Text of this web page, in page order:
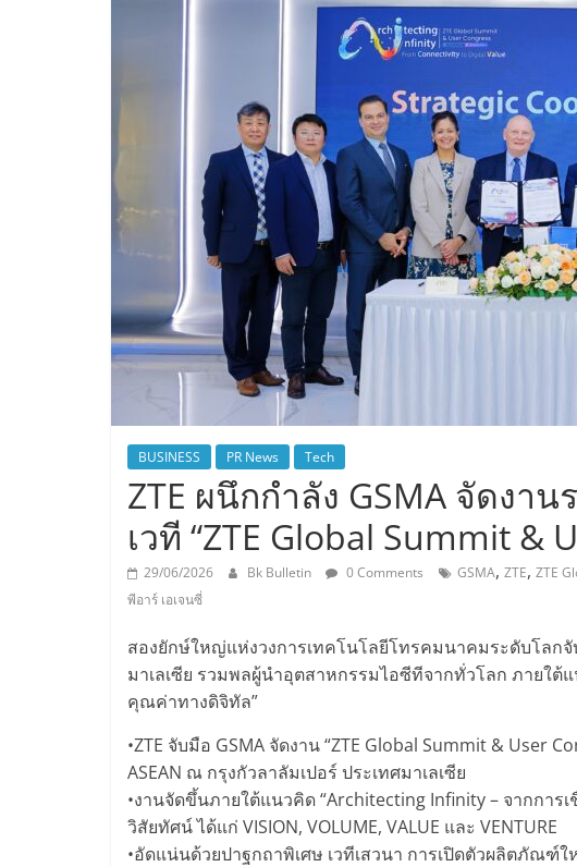
BUSINESS PR News Tech
ZTE ผนึกกำลัง GSMA จัดงา
เวที “ZTE Global Summit &
29/06/2026 Bk Bulletin 0 Comments GSMA, ZTE, ZTE
พีอาร์ เอเจนซี่
สองยักษ์ใหญ่แห่งวงการเทคโนโลยีโทรคมนาคมระดับโลก
มาเลเซีย รวมพลผู้นำอุตสาหกรรมไอซีทีจากทั่วโลก ภายใต้
คุณค่าทางดิจิทัล”
•ZTE จับมือ GSMA จัดงาน “ZTE Global Summit & User
ASEAN ณ กรุงกัวลาลัมเปอร์ ประเทศมาเลเซีย
•งานจัดขึ้นภายใต้แนวคิด “Architecting Infinity – จากกา
วิสัยทัศน์ ได้แก่ VISION, VOLUME, VALUE และ VENTURE
•อัดแน่นด้วยปาฐกถาพิเศษ เวทีเสวนา การเปิดตัวผลิตภัณ